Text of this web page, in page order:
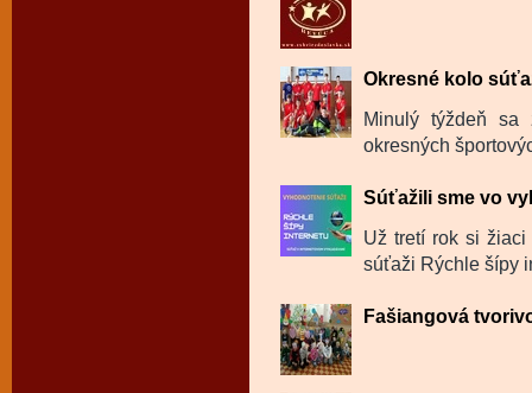
Okresné kolo
Minulý týždeň sa
okresných
Súťažili sme vo
Už tretí rok si
súťaži Rýchle šípy
Fašiangová